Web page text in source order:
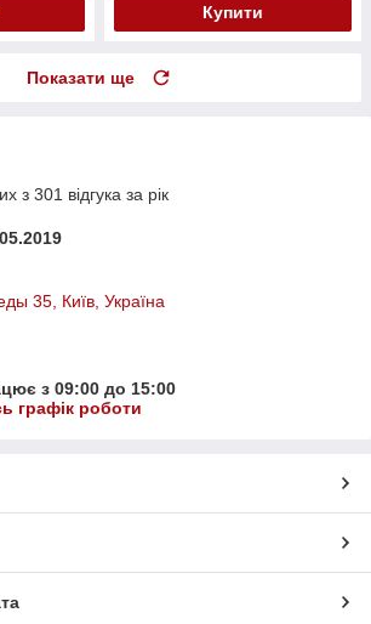
Купити
Показати ще
з 301 відгука за рік
35, Київ, Україна
з 09:00 до 15:00
графік роботи